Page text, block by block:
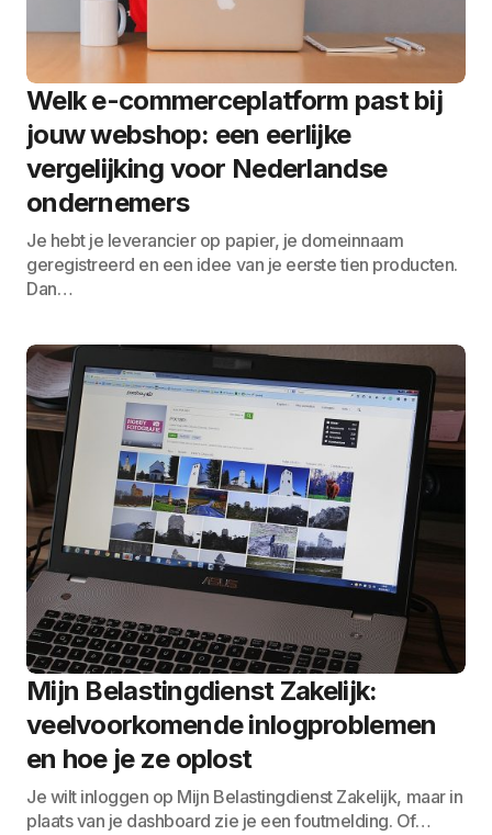
Welk e-commerceplatform past bij
jouw webshop: een eerlijke
vergelijking voor Nederlandse
ondernemers
Je hebt je leverancier op papier, je domeinnaam
geregistreerd en een idee van je eerste tien producten.
Dan…
Mijn Belastingdienst Zakelijk:
veelvoorkomende inlogproblemen
en hoe je ze oplost
Je wilt inloggen op Mijn Belastingdienst Zakelijk, maar in
plaats van je dashboard zie je een foutmelding. Of…